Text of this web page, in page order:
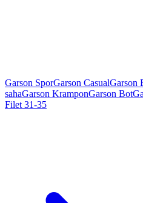
Garson SporGarson CasualGarson
sahaGarson KramponGarson Bot
Filet 31-35